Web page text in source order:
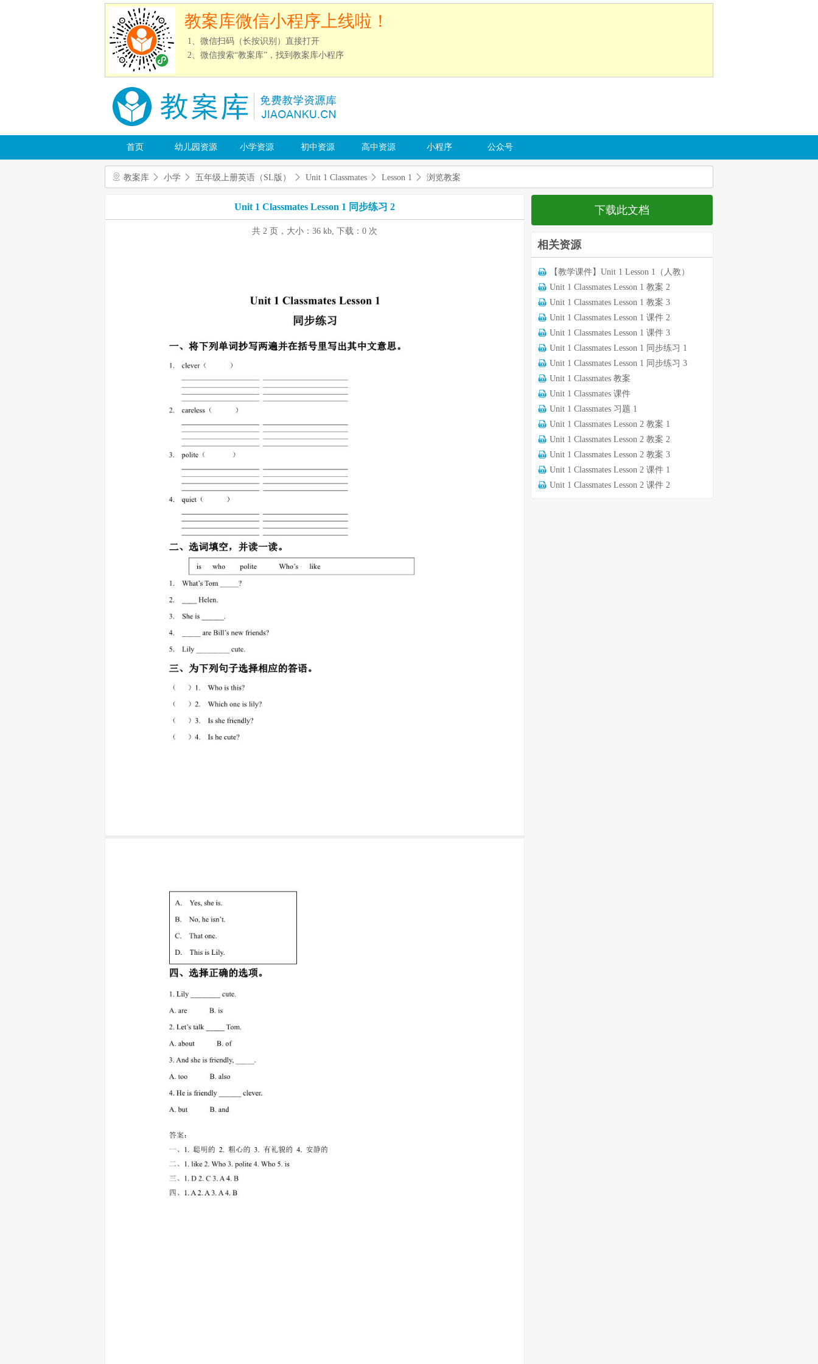
教案库微信小程序上线啦！
1、微信扫码（长按识别）直接打开
2、微信搜索“教案库”，找到教案库小程序
首页 幼儿园资源 小学资源 初中资源 高中资源 小程序 公众号
教案库 小学 五年级上册英语（SL版） Unit 1 Classmates Lesson 1 浏览教案
下载此文档
相关资源
【教学课件】Unit 1 Lesson 1（人教）
Unit 1 Classmates Lesson 1 教案 2
Unit 1 Classmates Lesson 1 教案 3
Unit 1 Classmates Lesson 1 课件 2
Unit 1 Classmates Lesson 1 课件 3
Unit 1 Classmates Lesson 1 同步练习 1
Unit 1 Classmates Lesson 1 同步练习 3
Unit 1 Classmates 教案
Unit 1 Classmates 课件
Unit 1 Classmates 习题 1
Unit 1 Classmates Lesson 2 教案 1
Unit 1 Classmates Lesson 2 教案 2
Unit 1 Classmates Lesson 2 教案 3
Unit 1 Classmates Lesson 2 课件 1
Unit 1 Classmates Lesson 2 课件 2
Unit 1 Classmates Lesson 1 同步练习 2
共 2 页，大小：36 kb, 下载：0 次